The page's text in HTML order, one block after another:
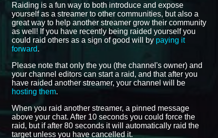
Raiding is a fun way to both introduce and expose
yourself as a streamer to other communities, but also a
great way to help another streamer grow their community
as well! If you have recently being raided yourself you
could raid others as a sign of good will by paying it
forward.
Please note that only the you (the channel's owner) and
your channel editors can start a raid, and that after you
have raided another streamer, your channel will be
hosting them.
When you raid another streamer, a pinned message
above your chat. After 10 seconds you could force the
raid, but if after 80 seconds it will automatically raid the
target unless you have cancelled it.